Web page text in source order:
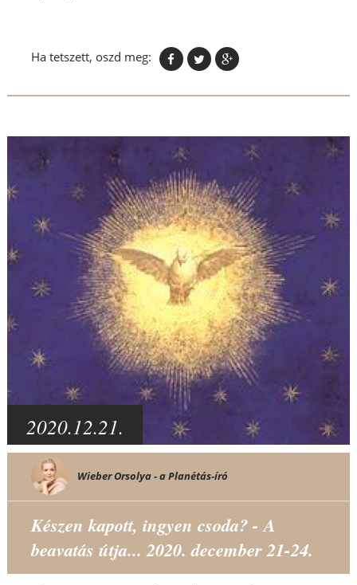
Ha tetszett, oszd meg:
2020.12.21.
Wieber Orsolya - a Planétás-író
Készen kapott, ingyen csoda? - A
beavatás útja... 2020. december 21-24.